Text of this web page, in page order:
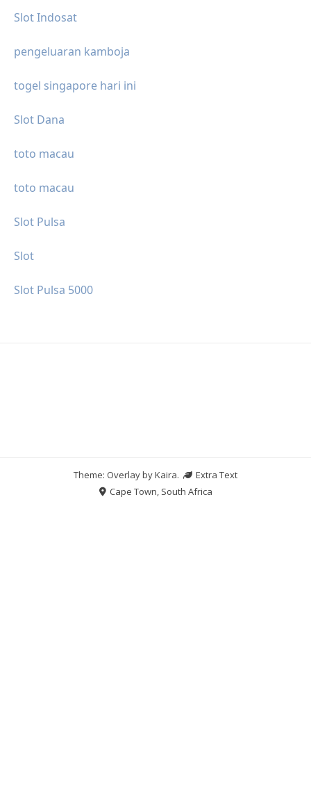
Slot Indosat
pengeluaran kamboja
togel singapore hari ini
Slot Dana
toto macau
toto macau
Slot Pulsa
Slot
Slot Pulsa 5000
Theme: Overlay byKaira.
Extra Text
Cape Town, South Africa